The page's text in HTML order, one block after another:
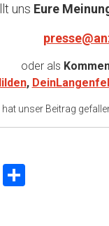
uns Eure
oder als
,
hat unser Beitrag
Messenger